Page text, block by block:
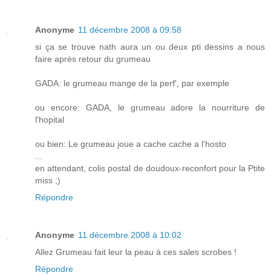
Anonyme 11 décembre 2008 à 09:58
si ça se trouve nath aura un ou deux pti dessins a nous
faire après retour du grumeau
GADA: le grumeau mange de la perf', par exemple
ou encore: GADA, le grumeau adore la nourriture de
l'hopital
ou bien: Le grumeau joue a cache cache a l'hosto
en attendant, colis postal de doudoux-reconfort pour la Ptite
miss ;)
Répondre
Anonyme 11 décembre 2008 à 10:02
Allez Grumeau fait leur la peau à ces sales scrobes !
Répondre